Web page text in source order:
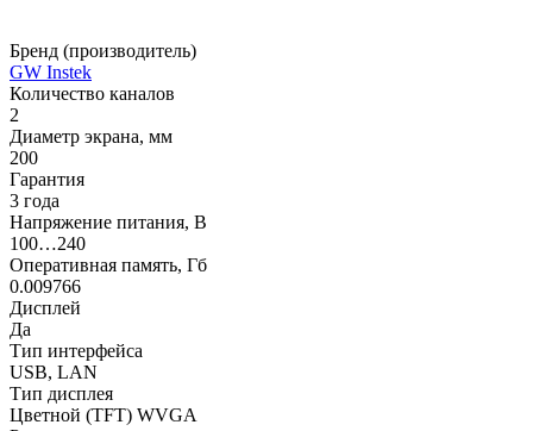
Бренд (производитель)
GW Instek
Количество каналов
2
Диаметр экрана, мм
200
Гарантия
3 года
Напряжение питания, В
100…240
Оперативная память, Гб
0.009766
Дисплей
Да
Тип интерфейса
USB, LAN
Тип дисплея
Цветной (TFT) WVGA